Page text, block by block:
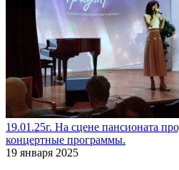
19.01.25г. На сцене пансионата
концертные программы.
19 января 2025